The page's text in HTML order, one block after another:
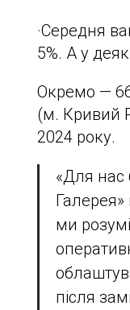
·Середня
5%. А у
Окремо —
(м. Кривий
2024 року.
«Для нас
ми
після